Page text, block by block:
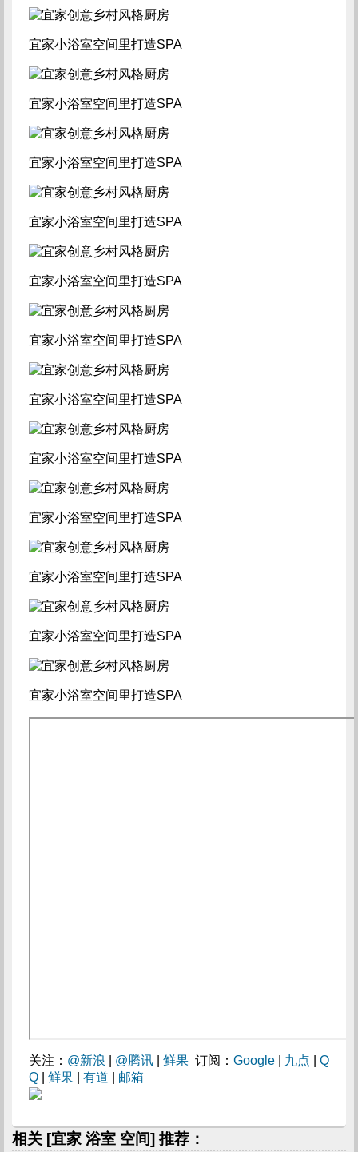
宜家小浴室空间里打造SPA
宜家小浴室空间里打造SPA
宜家小浴室空间里打造SPA
宜家小浴室空间里打造SPA
宜家小浴室空间里打造SPA
宜家小浴室空间里打造SPA
宜家小浴室空间里打造SPA
宜家小浴室空间里打造SPA
宜家小浴室空间里打造SPA
宜家小浴室空间里打造SPA
宜家小浴室空间里打造SPA
宜家小浴室空间里打造SPA
关注： @新浪 @腾讯| 鲜果订阅： Google| 九点
Q
Q| 鲜果| 有道 邮箱
相关 [宜家 浴室 空间] 推荐：